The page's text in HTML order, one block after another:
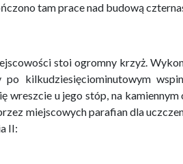
tam prace nad budową
stoi ogromny krzyż.
po kilkudziesięciominutowym
wreszcie u jego stóp, na
miejscowych parafian dla
II: